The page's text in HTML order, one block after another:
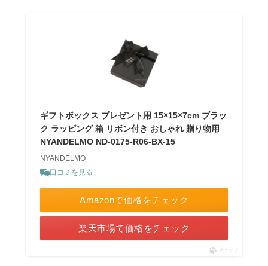
ギフトボックス プレゼント用 15×15×7cm ブラッ
ク ラッピング 箱 リボン付き おしゃれ 贈り物用
NYANDELMO ND-0175-R06-BX-15
NYANDELMO
口コミを見る
Amazonで価格をチェック
楽天市場で価格をチェック
ポチップ